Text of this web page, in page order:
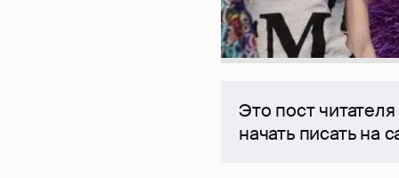
Это пост
начать писать на